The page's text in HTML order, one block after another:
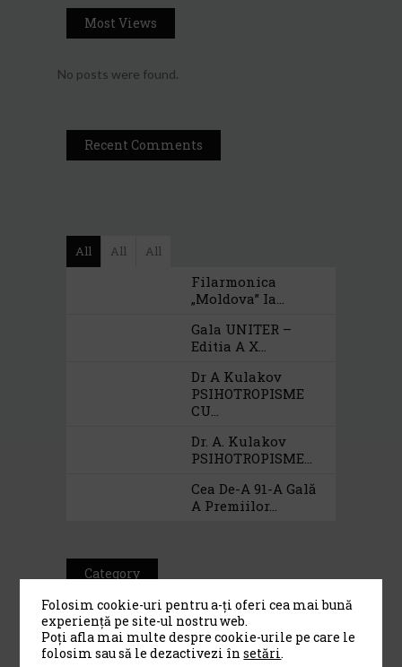
Most Views
No posts were found.
Recent Comments
All All All
Filarmonica
„Moldova” Ia...
Gala UNITER –
Editia A X...
Dr A Kulakov
PSIHOTROPISME
CU...
Dr. A. Kulakov
PSIHOTROPISME...
Cea De-A 91-A Gală
A Premiilor...
Category
Alte institutii de cultura(13)
Biblioteci si librarii(13)
Folosim cookie-uri pentru a-ți oferi cea mai bună
experiență pe site-ul nostru web.
Poți afla mai multe despre cookie-urile pe care le
folosim sau să le dezactivezi însetări.